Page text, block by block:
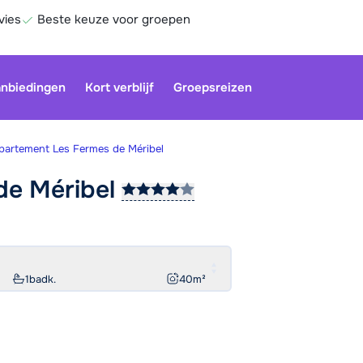
Beste keuze voor groepen
Kort verblijf Groepsreizen
Les Fermes de Méribel
Méribel
1badk. 40m²